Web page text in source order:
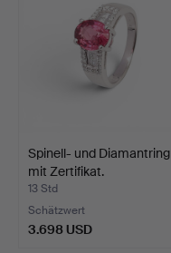
Spinell- und Diamantring
mit Zertifikat.
13 Std
Schätzwert
3.698 USD